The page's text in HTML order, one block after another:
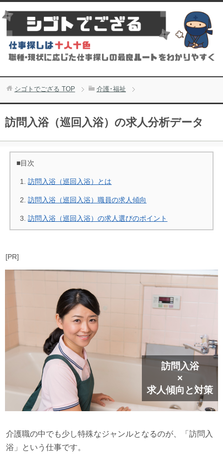
シゴトでござる TOP 介護･福祉
訪問入浴（巡回入浴）の求人分析データ
■目次
訪問入浴（巡回入浴）とは
訪問入浴（巡回入浴）職員の求人傾向
訪問入浴（巡回入浴）の求人選びのポイント
[PR]
訪問入浴
×
求人傾向と対策
介護職の中でも少し特殊なジャンルとなるのが、「訪問入
浴」という仕事です。